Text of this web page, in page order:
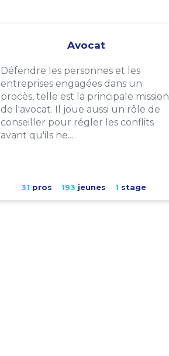
Avocat
Défendre les personnes et les
entreprises engagées dans un
procès, telle est la principale mission
de l'avocat. Il joue aussi un rôle de
conseiller pour régler les conflits
avant qu'ils ne...
31 pros 193 jeunes 1 stage